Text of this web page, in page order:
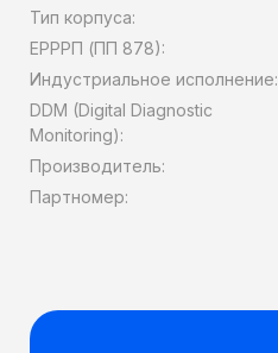
Тип корпуса:
ЕРРРП (ПП 878):
Индустриальное исполнение:
DDM (Digital Diagnostic
Monitoring):
Производитель:
Партномер: